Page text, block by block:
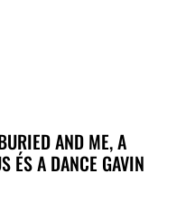
AND ME, A
ÉS A DANCE GAVIN